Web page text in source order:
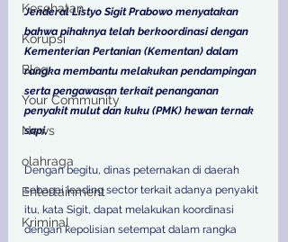
Kesehatan
Korupsi
Blog
Your Community
News
olahraga
Entertainment
Kriminal
Jenderal Listyo Sigit Prabowo menyatakan
bahwa pihaknya telah berkoordinasi dengan
Kementerian Pertanian (Kementan) dalam
rangka membantu melakukan pendampingan
serta pengawasan terkait penanganan
penyakit mulut dan kuku (PMK) hewan ternak
sapi.
Dengan begitu, dinas peternakan di daerah
sebagai leading sector terkait adanya penyakit
itu, kata Sigit, dapat melakukan koordinasi
dengan kepolisian setempat dalam rangka